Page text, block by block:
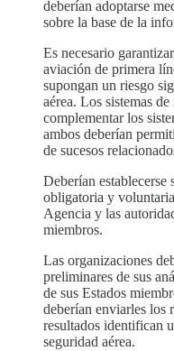
deberían adoptarse
sobre la base de la
Es necesario
aviación de primera
supongan un riesgo
aérea. Los sistemas
complementar los
ambos deberían
de sucesos
Deberían establecerse
obligatoria y
Agencia y las
miembros.
Las organizaciones
preliminares de sus
de sus Estados
deberían enviarles los
resultados identifican
seguridad aérea.